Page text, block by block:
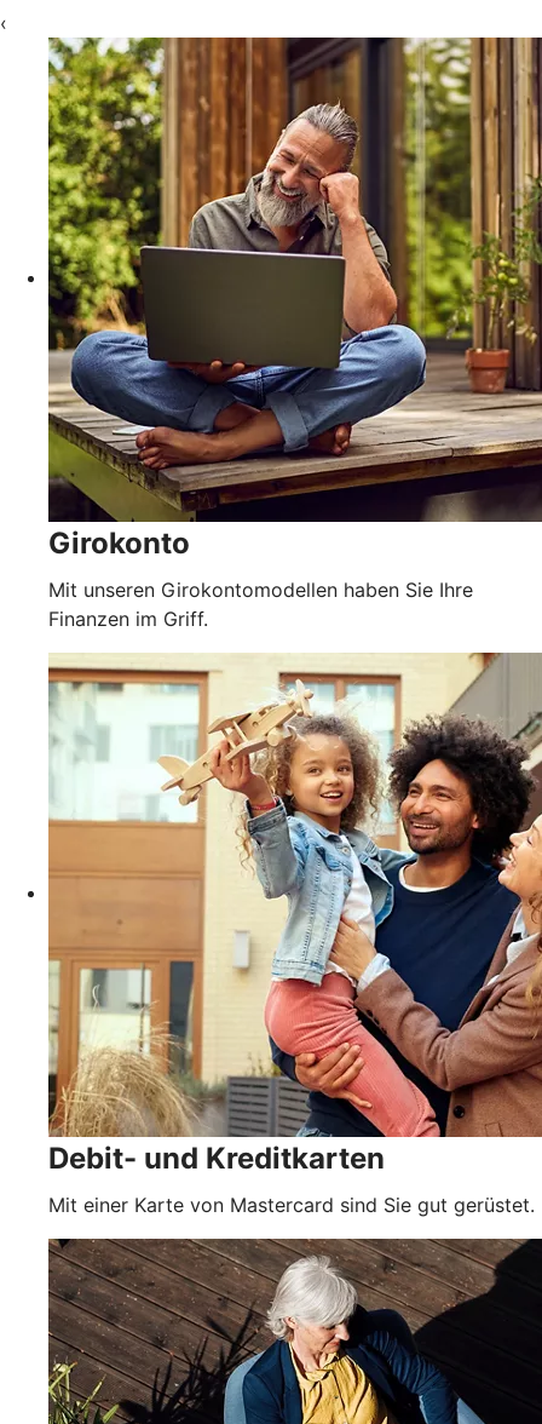
‹
Girokonto
Mit unseren Girokontomodellen haben Sie Ihre
Finanzen im Griff.
Debit- und Kreditkarten
Mit einer Karte von Mastercard sind Sie gut gerüstet.